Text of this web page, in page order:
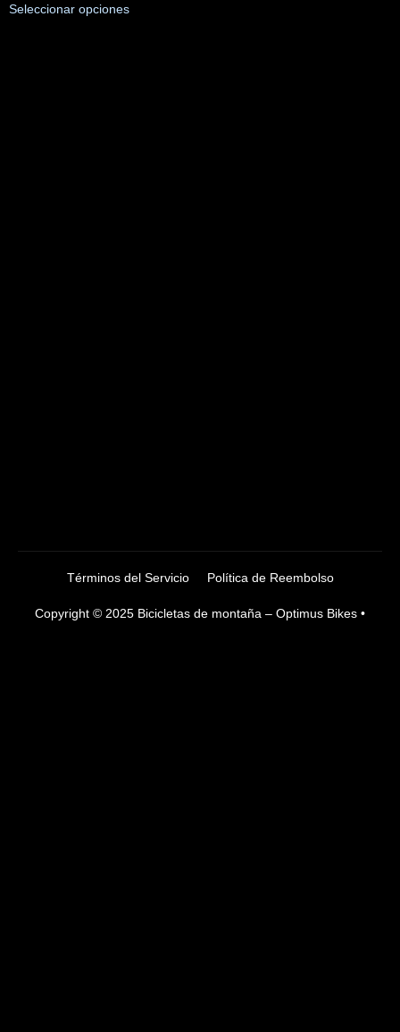
Seleccionar opciones
Copyright © 2025 Bicicletas de montaña – Optimus Bikes •
Términos del Servicio Política de Reembolso